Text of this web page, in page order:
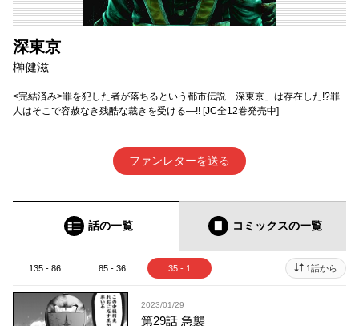
深東京
榊健滋
<完結済み>罪を犯した者が落ちるという都市伝説「深東京」は存在した!?罪
人はそこで容赦なき残酷な裁きを受ける―!! [JC全12巻発売中]
ファンレターを送る
話の一覧 コミックスの一覧
135 - 86 85 - 36 35 - 1 1話から
2023/01/29
第29話 急襲